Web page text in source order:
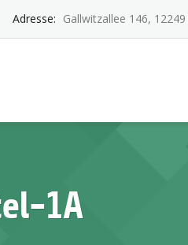
Adresse: Gallwitzallee 146,
1A